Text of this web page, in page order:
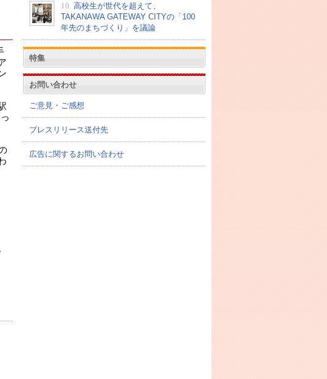
10. 高校⽣が世代を超えて、
TAKANAWA GATEWAY CITYの「100
年先のまちづくり」を議論
特集
お問い合わせ
ご意見・ご感想
プレスリリース送付先
広告に関するお問い合わせ